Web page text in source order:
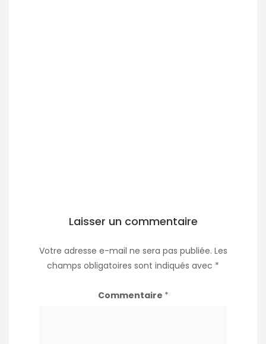
Laisser un commentaire
Votre adresse e-mail ne sera pas publiée. Les
champs obligatoires sont indiqués avec *
Commentaire *